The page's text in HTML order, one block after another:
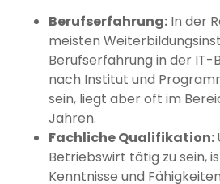
Berufserfahrung: In der
meisten
Berufserfahrung in der IT-
nach Institut und
sein, liegt aber oft im
Jahren.
Fachliche Qualifikation:
Betriebswirt tätig zu sein,
Kenntnisse und